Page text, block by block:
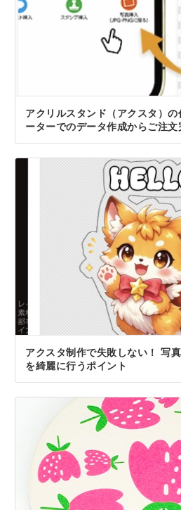
アクリルスタンド（アクスタ）
ーターでのデータ作成からご注
アクスタ制作で失敗しない！ 写
を綺麗に行うポイント